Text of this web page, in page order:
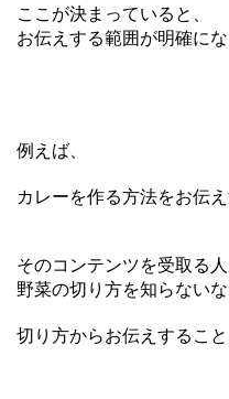
ここが決まっていると、
お伝えする範囲が明確にな
例えば、
カレーを作る方法をお伝え
そのコンテンツを受取る人
野菜の切り方を知らないな
切り方からお伝えすること